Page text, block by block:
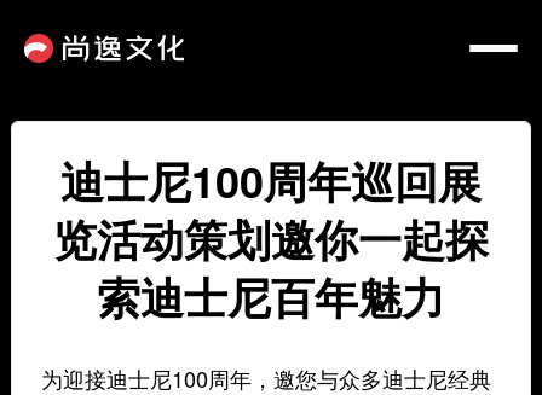
迪士尼100周年巡回展
览活动策划邀你一起探
索迪士尼百年魅力
为迎接迪士尼100周年，邀您与众多迪士尼经典